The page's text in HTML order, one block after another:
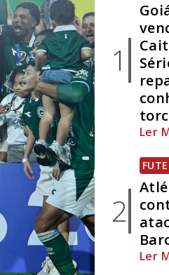
1
Ler
2
Ler